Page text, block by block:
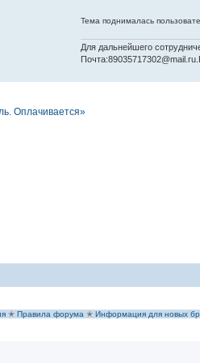
Тема поднималась
Для дальнейшего
Оплачивается»
✭ Правила форума ✭ Информация для новых